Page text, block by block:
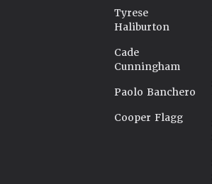
Tyrese
Haliburton
Cade
Cunningham
Paolo Banchero
Cooper Flagg